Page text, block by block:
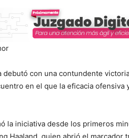
debutó con una contundente
en el que la eficacia
la iniciativa desde los primeros